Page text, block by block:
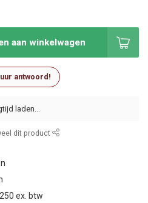
aan winkelwagen
antwoord!
dit product
ex. btw